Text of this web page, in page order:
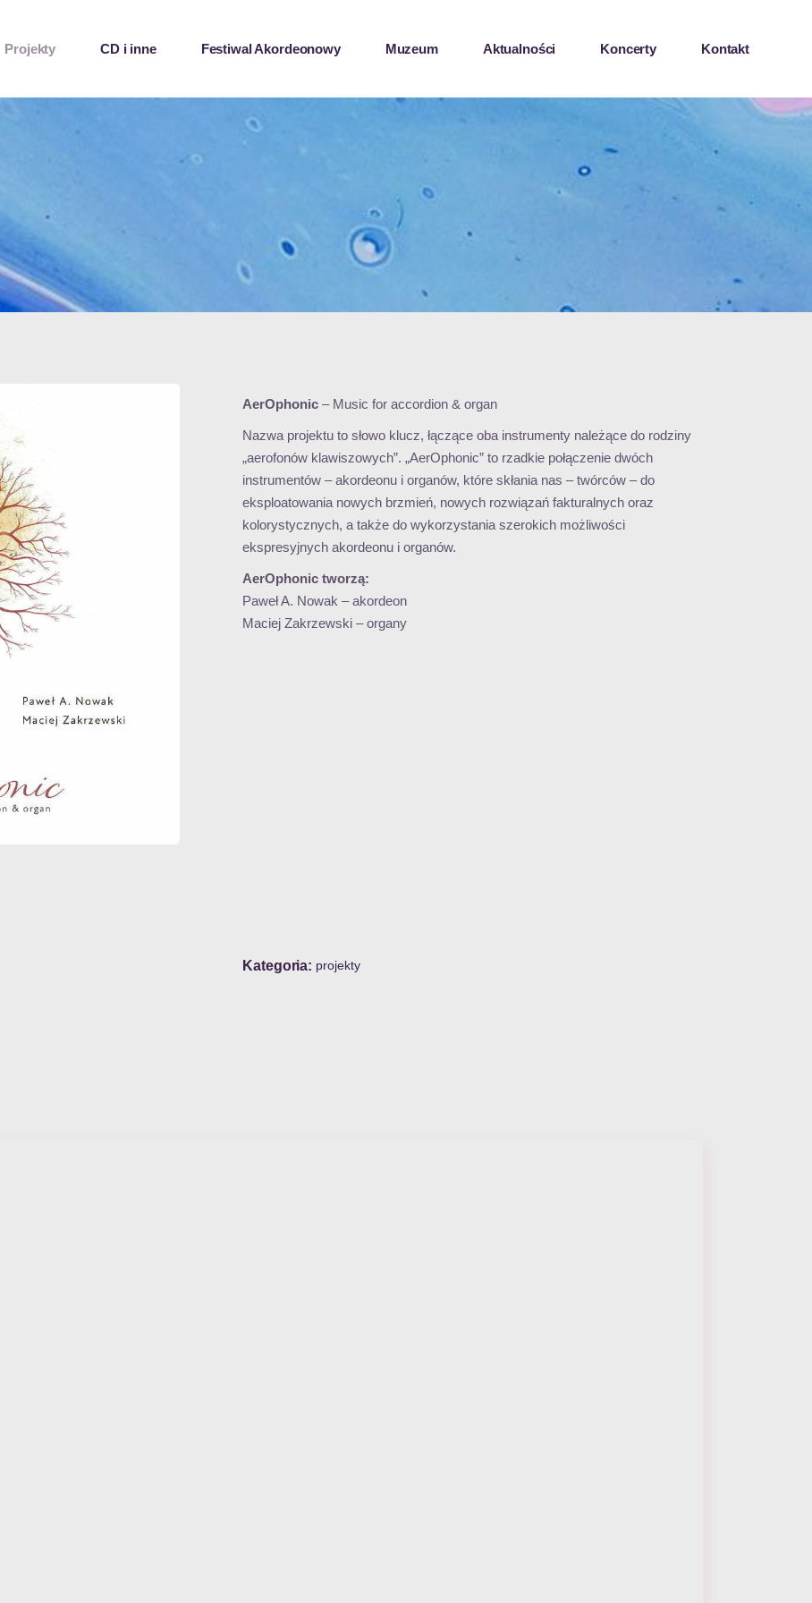
Projekty
CUARTETO RE!
PIAF PO POLSKU
L’ APERITIF
SOLO
NA KASZËBACH 2
CD i inne Festiwal Akordeonowy Muzeum Aktualności Koncerty Kontakt
AerOphonic – Music for accordion & organ
Nazwa projektu to słowo klucz, łączące oba instrumenty należące do rodziny
„aerofonów klawiszowych”. „AerOphonic” to rzadkie połączenie dwóch
instrumentów – akordeonu i organów, które skłania nas – twórców – do
eksploatowania nowych brzmień, nowych rozwiązań fakturalnych oraz
kolorystycznych, a także do wykorzystania szerokich możliwości
ekspresyjnych akordeonu i organów.
AerOphonic tworzą:
Paweł A. Nowak – akordeon
Maciej Zakrzewski – organy
Kategoria projekty